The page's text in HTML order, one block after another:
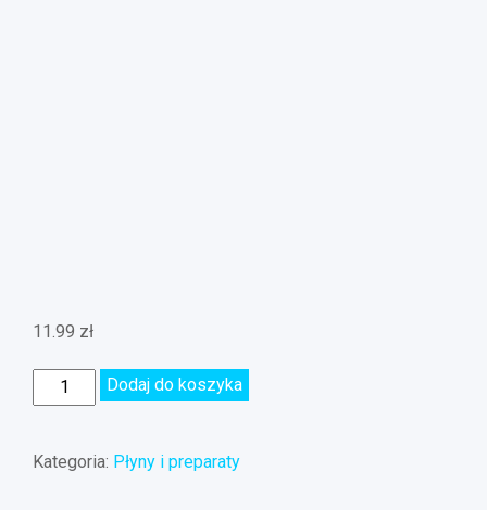
11.99 zł
Dodaj do koszyka
Kategoria: Płyny i preparaty